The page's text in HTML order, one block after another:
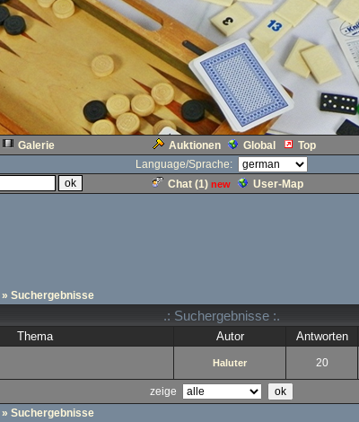
Galerie Auktionen Global Top
Language/Sprache:
Chat (1) new User-Map
» Suchergebnisse
.: Suchergebnisse :.
Thema Autor Antworten
Haluter 20
zeige
» Suchergebnisse